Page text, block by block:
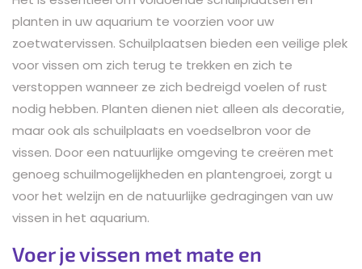
planten in uw aquarium te voorzien voor uw
zoetwatervissen. Schuilplaatsen bieden een veilige plek
voor vissen om zich terug te trekken en zich te
verstoppen wanneer ze zich bedreigd voelen of rust
nodig hebben. Planten dienen niet alleen als decoratie,
maar ook als schuilplaats en voedselbron voor de
vissen. Door een natuurlijke omgeving te creëren met
genoeg schuilmogelijkheden en plantengroei, zorgt u
voor het welzijn en de natuurlijke gedragingen van uw
vissen in het aquarium.
Voer je vissen met mate en